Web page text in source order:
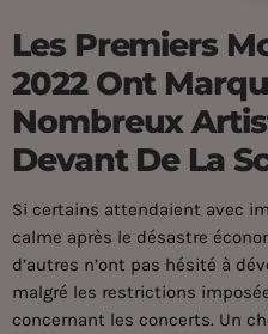
Les Premiers
2022 Ont
Nombreux
Devant De La
Si certains attendaient avec
calme après le désastre
d’autres n’ont pas hésité à
malgré les restrictions
concernant les concerts. Un